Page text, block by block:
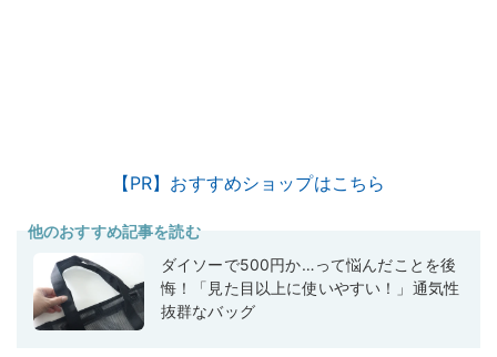
【PR】おすすめショップはこちら
他のおすすめ記事を読む
ダイソーで500円か…って悩んだことを後
悔！「見た目以上に使いやすい！」通気性
抜群なバッグ